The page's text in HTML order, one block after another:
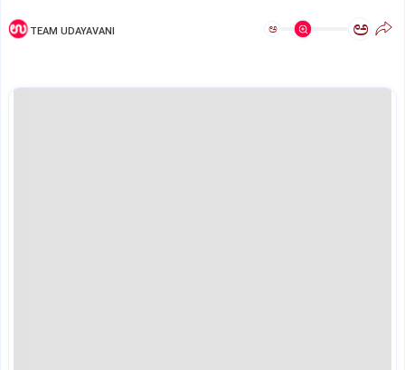
TEAM UDAYAVANI ಅ ಅ